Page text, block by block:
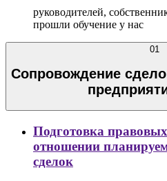
руководителей,
прошли обучение у нас
01
Сопровождение
Подготовка
отношении
сделок